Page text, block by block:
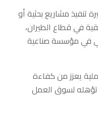
تنفيذ مشاريع بحثية أو
في قطاع الطيران،
في مؤسسة صناعية
يعزز من كفاءة
تؤهله لسوق العمل